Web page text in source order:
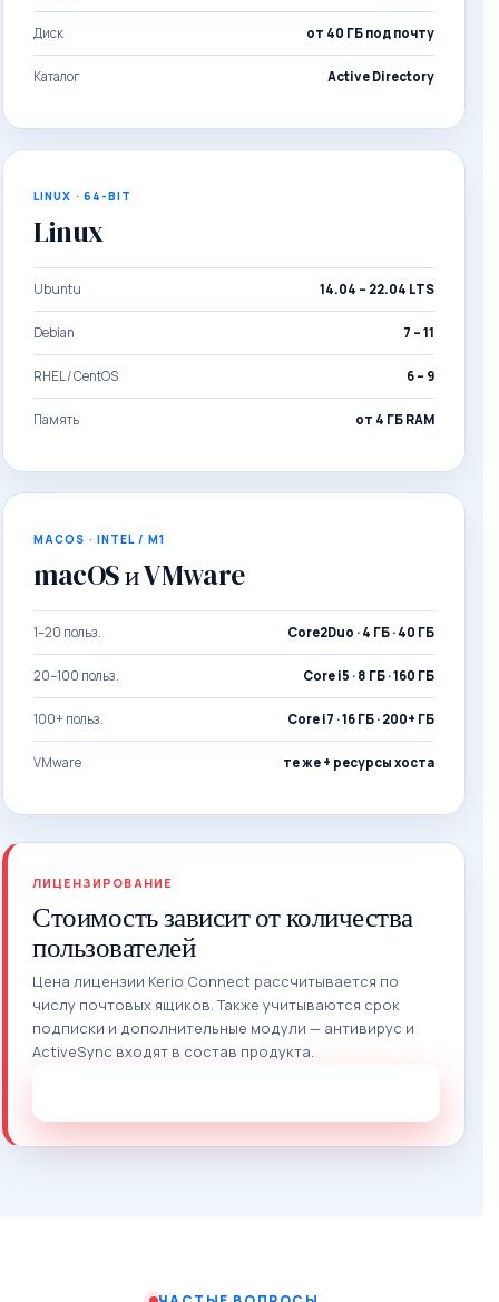
Диск от 40 ГБ под почту
Каталог Active Directory
LINUX · 64-BIT
Linux
Ubuntu 14.04 – 22.04 LTS
Debian 7 – 11
RHEL / CentOS 6 – 9
Память от 4 ГБ RAM
MACOS · INTEL / M1
macOS и VMware
1–20 польз. Core2Duo · 4 ГБ · 40 ГБ
20–100 польз. Core i5 · 8 ГБ · 160 ГБ
100+ польз. Core i7 · 16 ГБ · 200+ ГБ
VMware те же + ресурсы хоста
ЛИЦЕНЗИРОВАНИЕ
Стоимость зависит от количества
пользователей
Цена лицензии Kerio Connect рассчитывается по
числу почтовых ящиков. Также учитываются срок
подписки и дополнительные модули — антивирус и
ActiveSync входят в состав продукта.